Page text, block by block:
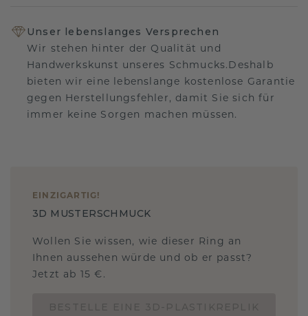
Unser lebenslanges Versprechen
Wir stehen hinter der Qualität und
Handwerkskunst unseres Schmucks.Deshalb
bieten wir eine lebenslange kostenlose Garantie
gegen Herstellungsfehler, damit Sie sich für
immer keine Sorgen machen müssen.
EINZIGARTIG !
3D MUSTERSCHMUCK
Wollen Sie wissen, wie dieser Ring an
Ihnen aussehen würde und ob er passt?
Jetzt ab 15 €.